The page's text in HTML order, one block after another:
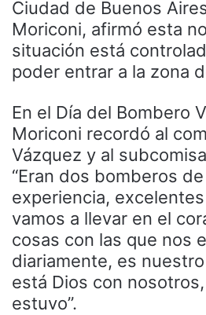
Ciudad de Buenos
Moriconi, afirmó esta
situación está
poder entrar a la zona
En el Día del Bombero
Moriconi recordó al
Vázquez y al
“Eran dos bomberos
experiencia,
vamos a llevar en el
cosas con las que nos
diariamente, es
está Dios con
estuvo”.